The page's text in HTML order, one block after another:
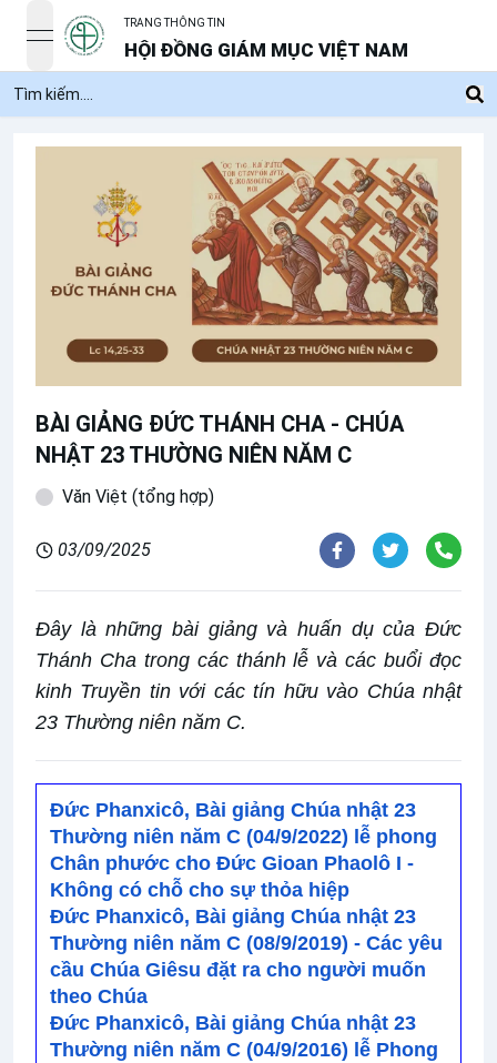
open navigation menu
TRANG THÔNG TIN
HỘI ĐỒNG GIÁM MỤC VIỆT NAM
BÀI GIẢNG ĐỨC THÁNH CHA - CHÚA
NHẬT 23 THƯỜNG NIÊN NĂM C
Văn Việt (tổng hợp)
03/09/2025
Đây là những bài giảng và huấn dụ của Đức
Thánh Cha trong các thánh lễ và các buổi đọc
kinh Truyền tin với các tín hữu vào Chúa nhật
23 Thường niên năm C.
Đức Phanxicô, Bài giảng Chúa nhật 23
Thường niên năm C (04/9/2022) lễ phong
Chân phước cho Đức Gioan Phaolô I -
Không có chỗ cho sự thỏa hiệp
Đức Phanxicô, Bài giảng Chúa nhật 23
Thường niên năm C (08/9/2019) - Các yêu
cầu Chúa Giêsu đặt ra cho người muốn
theo Chúa
Đức Phanxicô, Bài giảng Chúa nhật 23
Thường niên năm C (04/9/2016) lễ Phong